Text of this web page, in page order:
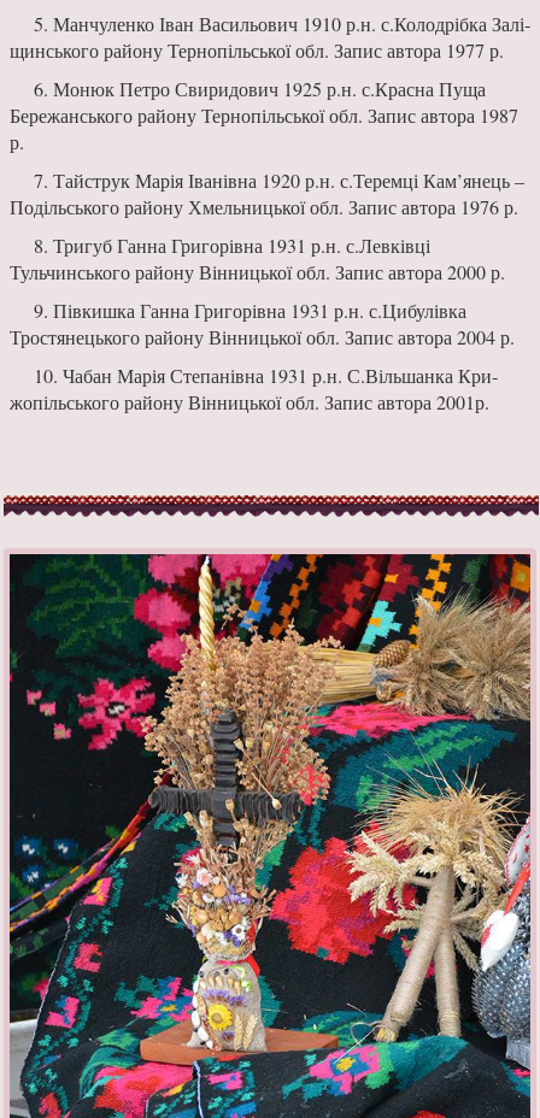
5. Манчуленко Іван Васильо­вич 1910 р.н. с.Колодрібка Залі­
щинського району Тернопільської обл. Запис автора 1977 р.
6. Монюк Петро Свиридович 1925 р.н. с.Красна Пуща
Бере­жанського району Тернопільської обл. Запис автора 1987
р.
7. Тайструк Марія Іванівна 1920 р.н. с.Теремці Кам’янець –
Подільського району Хмельниць­кої обл. Запис автора 1976 р.
8. Тригуб Ганна Григорівна 1931 р.н. с.Левківці
Тульчинського району Вінницької обл. Запис ав­тора 2000 р.
9. Півкишка Ганна Григорів­на 1931 р.н. с.Цибулівка
Тростя­нецького району Вінницької обл. Запис автора 2004 р.
10. Чабан Марія Степанівна 1931 р.н. С.Вільшанка Кри­
жопільського ра­йону Вінницької обл. Запис автора 2001р.